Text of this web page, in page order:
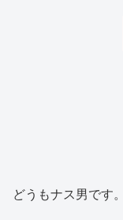
どうもナス男です。